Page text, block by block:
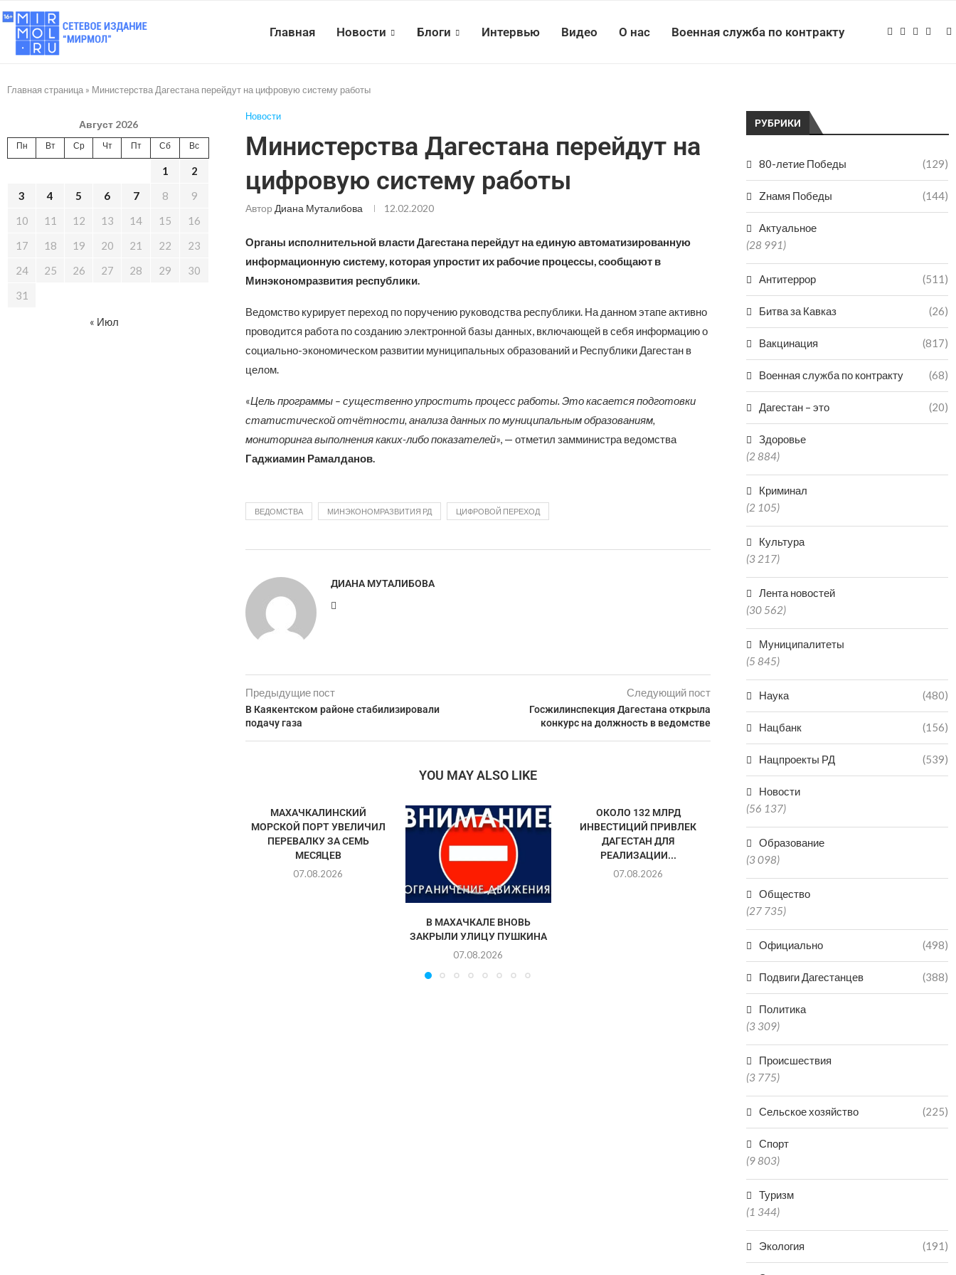
Главная Новости Блоги Интервью Видео О нас Военная служба по контракту
Главная страница » Министерства Дагестана перейдут на цифровую систему работы
Новости
Министерства Дагестана перейдут на
цифровую систему работы
Автор Диана Муталибова 12.02.2020
Органы исполнительной власти Дагестана перейдут на единую автоматизированную
информационную систему, которая упростит их рабочие процессы, сообщают в
Минэкономразвития республики.
Ведомство курирует переход по поручению руководства республики. На данном этапе активно
проводится работа по созданию электронной базы данных, включающей в себя информацию о
социально-экономическом развитии муниципальных образований и Республики Дагестан в
целом.
«Цель программы – существенно упростить процесс работы. Это касается подготовки
статистической отчётности, анализа данных по муниципальным образованиям,
мониторинга выполнения каких-либо показателей», — отметил замминистра ведомства
Гаджиамин Рамалданов.
ВЕДОМСТВА МИНЭКОНОМРАЗВИТИЯ РД ЦИФРОВОЙ ПЕРЕХОД
ДИАНА МУТАЛИБОВА
Предыдущие пост
В Каякентском районе стабилизировали
подачу газа
Следующий пост
Госжилинспекция Дагестана открыла
конкурс на должность в ведомстве
YOU MAY ALSO LIKE
МАХАЧКАЛИНСКИЙ
МОРСКОЙ ПОРТ УВЕЛИЧИЛ
ПЕРЕВАЛКУ ЗА СЕМЬ
МЕСЯЦЕВ
07.08.2026
В МАХАЧКАЛЕ ВНОВЬ
ЗАКРЫЛИ УЛИЦУ ПУШКИНА
07.08.2026
ОКОЛО 132 МЛРД
ИНВЕСТИЦИЙ ПРИВЛЕК
ДАГЕСТАН ДЛЯ
РЕАЛИЗАЦИИ...
07.08.2026
РАБОТЫ...
РУБРИКИ
80-летие Победы (129)
Zнамя Победы (144)
Актуальное
(28 991)
Антитеррор (511)
Битва за Кавказ (26)
Вакцинация (817)
Военная служба по контракту (68)
Дагестан – это (20)
Здоровье
(2 884)
Криминал
(2 105)
Культура
(3 217)
Лента новостей
(30 562)
Муниципалитеты
(5 845)
Наука (480)
Нацбанк (156)
Нацпроекты РД (539)
Новости
(56 137)
Образование
(3 098)
Общество
(27 735)
Официально (498)
Подвиги Дагестанцев (388)
Политика
(3 309)
Происшествия
(3 775)
Сельское хозяйство (225)
Спорт
(9 803)
Туризм
(1 344)
Экология (191)
Август 2026
Пн Вт Ср Чт Пт Сб Вс
1
2
3
4 5 6 7 8
9
10
11 12 13 14 15
16
17
18 19 20 21 22
23
24
25 26 27 28 29
30
31
« Июл